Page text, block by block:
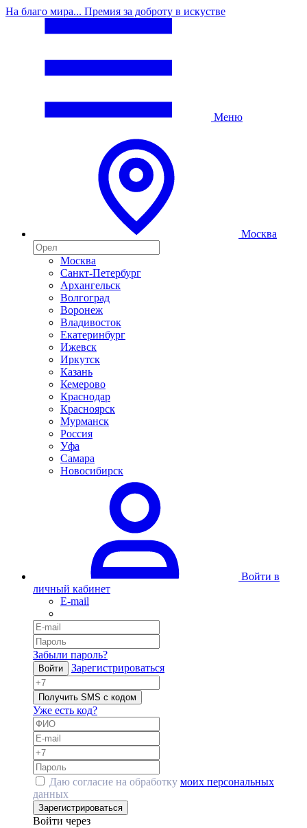
На благо мира... Премия за доброту в искустве
Меню
Москва
Москва
Санкт-Петербург
Архангельск
Волгоград
Воронеж
Владивосток
Екатеринбург
Ижевск
Иркутск
Казань
Кемерово
Краснодар
Красноярск
Мурманск
Россия
Уфа
Самара
Новосибирск
Войти в
личный кабинет
E-mail
Забыли пароль?
Войти Зарегистрироваться
Получить SMS с кодом
Уже есть код?
Даю согласие на обработку моих персональных
данных
Зарегистрироваться
Войти через